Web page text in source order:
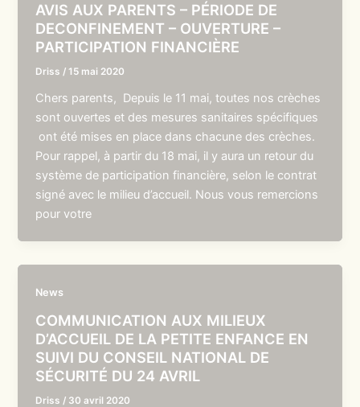
AVIS AUX PARENTS – PÉRIODE DE
DECONFINEMENT – OUVERTURE –
PARTICIPATION FINANCIÈRE
Driss /15 mai 2020
Chers parents, Depuis le 11 mai, toutes nos crèches
sont ouvertes et des mesures sanitaires spécifiques
ont été mises en place dans chacune des crèches.
Pour rappel, à partir du 18 mai, il y aura un retour du
système de participation financière, selon le contrat
signé avec le milieu d’accueil. Nous vous remercions
pour votre
News
COMMUNICATION AUX MILIEUX
D’ACCUEIL DE LA PETITE ENFANCE EN
SUIVI DU CONSEIL NATIONAL DE
SÉCURITÉ DU 24 AVRIL
Driss / 30 avril 2020